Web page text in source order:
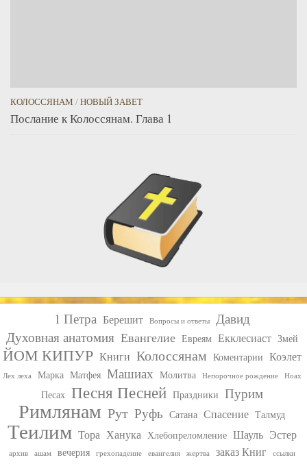
КОЛОССЯНАМ /НОВЫЙ ЗАВЕТ
Послание к Колоссянам. Глава 1
1 Петра Берешит Вопросы и ответы
Давид
Духовная анатомия Евангелие Евреям Екклесиаст Змей
ЙОМ КИПУР Книги Колоссянам Коментарии Коэлет
Лех леха Марка Матфея Машиах Молитва Непорочное рождение Ноах
Песах Песня Песней Праздники Пурим
Римлянам Рут Руфь Сатана Спасение Талмуд
Теилим Тора Ханука Хлебопреломление Шауль Эстер
архив ашам вечерия грехопадение евангелия жертва заказ Книг ссылки